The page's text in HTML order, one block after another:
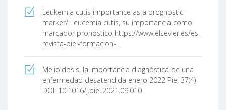
Leukemia cutis importance as a prognostic
marker/ Leucemia cutis, su importancia como
marcador pronóstico https://www.elsevier.es/es-
revista-piel-formacion-...
Melioidosis, la importancia diagnóstica de una
enfermedad desatendida enero 2022 Piel 37(4)
DOI: 10.1016/j.piel.2021.09.010